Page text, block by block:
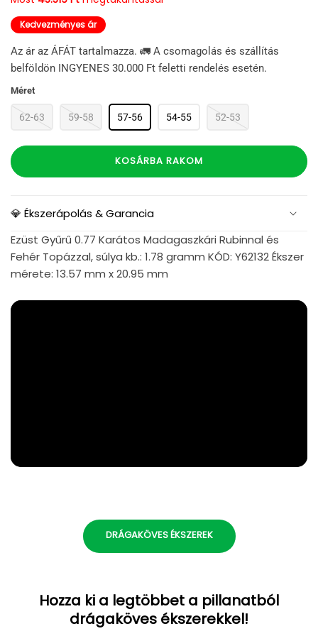
Kedvezményes ár
Az ár az ÁFÁT tartalmazza. 🚛 A csomagolás és szállítás
belföldön INGYENES 30.000 Ft feletti rendelés esetén.
Méret
62-63 59-58 57-56 54-55 52-53
KOSÁRBA RAKOM
💎 Ékszerápolás & Garancia
Ezüst Gyűrű 0.77 Karátos Madagaszkári Rubinnal és
Fehér Topázzal, súlya kb.: 1.78 gramm KÓD: Y62132 Ékszer
mérete: 13.57 mm x 20.95 mm
DRÁGAKÖVES ÉKSZEREK
Hozza ki a legtöbbet a pillanatból
drágaköves ékszerekkel!